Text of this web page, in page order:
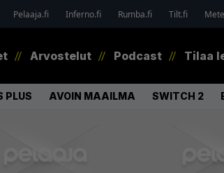
Pelaaja.fi Inferno.fi Rumba.fi Tilt.fi
Arvostelut Podcast Tilaa
PLUS AVOIN MAAILMA SWITCH 2